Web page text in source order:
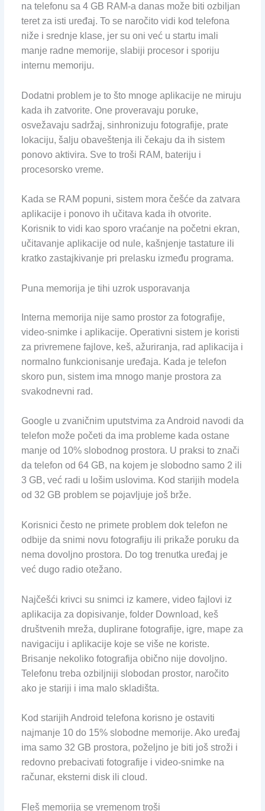
na telefonu sa 4 GB RAM-a danas može biti ozbiljan
teret za isti uređaj. To se naročito vidi kod telefona
niže i srednje klase, jer su oni već u startu imali
manje radne memorije, slabiji procesor i sporiju
internu memoriju.
Dodatni problem je to što mnoge aplikacije ne miruju
kada ih zatvorite. One proveravaju poruke,
osvežavaju sadržaj, sinhronizuju fotografije, prate
lokaciju, šalju obaveštenja ili čekaju da ih sistem
ponovo aktivira. Sve to troši RAM, bateriju i
procesorsko vreme.
Kada se RAM popuni, sistem mora češće da zatvara
aplikacije i ponovo ih učitava kada ih otvorite.
Korisnik to vidi kao sporo vraćanje na početni ekran,
učitavanje aplikacije od nule, kašnjenje tastature ili
kratko zastajkivanje pri prelasku između programa.
Puna memorija je tihi uzrok usporavanja
Interna memorija nije samo prostor za fotografije,
video-snimke i aplikacije. Operativni sistem je koristi
za privremene fajlove, keš, ažuriranja, rad aplikacija i
normalno funkcionisanje uređaja. Kada je telefon
skoro pun, sistem ima mnogo manje prostora za
svakodnevni rad.
Google u zvaničnim uputstvima za Android navodi da
telefon može početi da ima probleme kada ostane
manje od 10% slobodnog prostora. U praksi to znači
da telefon od 64 GB, na kojem je slobodno samo 2 ili
3 GB, već radi u lošim uslovima. Kod starijih modela
od 32 GB problem se pojavljuje još brže.
Korisnici često ne primete problem dok telefon ne
odbije da snimi novu fotografiju ili prikaže poruku da
nema dovoljno prostora. Do tog trenutka uređaj je
već dugo radio otežano.
Najčešći krivci su snimci iz kamere, video fajlovi iz
aplikacija za dopisivanje, folder Download, keš
društvenih mreža, duplirane fotografije, igre, mape za
navigaciju i aplikacije koje se više ne koriste.
Brisanje nekoliko fotografija obično nije dovoljno.
Telefonu treba ozbiljniji slobodan prostor, naročito
ako je stariji i ima malo skladišta.
Kod starijih Android telefona korisno je ostaviti
najmanje 10 do 15% slobodne memorije. Ako uređaj
ima samo 32 GB prostora, poželjno je biti još stroži i
redovno prebacivati fotografije i video-snimke na
računar, eksterni disk ili cloud.
Fleš memorija se vremenom troši